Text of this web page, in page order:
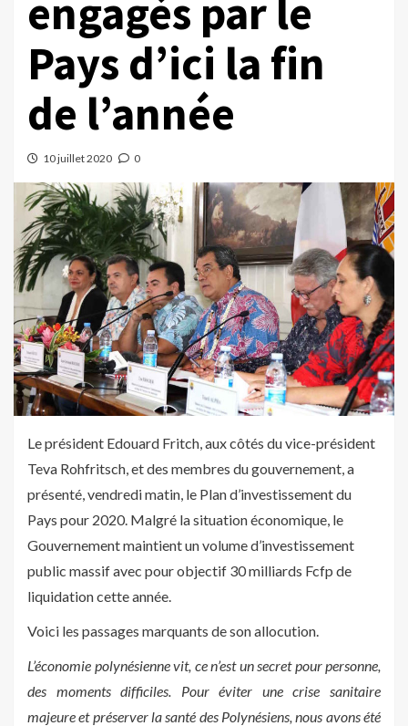
engagés par le
Pays d’ici la fin
de l’année
10 juillet 2020 0
Le président Edouard Fritch, aux côtés du vice-président
Teva Rohfritsch, et des membres du gouvernement, a
présenté, vendredi matin, le Plan d’investissement du
Pays pour 2020. Malgré la situation économique, le
Gouvernement maintient un volume d’investissement
public massif avec pour objectif 30 milliards Fcfp de
liquidation cette année.
Voici les passages marquants de son allocution.
L’économie polynésienne vit, ce n’est un secret pour personne,
des moments difficiles. Pour éviter une crise sanitaire
majeure et préserver la santé des Polynésiens, nous avons été